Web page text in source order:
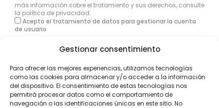
Gestionar consentimiento
Para ofrecer las mejores experiencias, utilizamos tecnologías
como las cookies para almacenar y/o acceder a la información
del dispositivo. El consentimiento de estas tecnologías nos
permitirá procesar datos como el comportamiento de
navegación o las identificaciones únicas en este sitio. No
más información sobre el tratamiento y sus derechos, consulte
la política de privacidad.
Acepto el tratamiento de datos para gestionar la cuenta
de usuario